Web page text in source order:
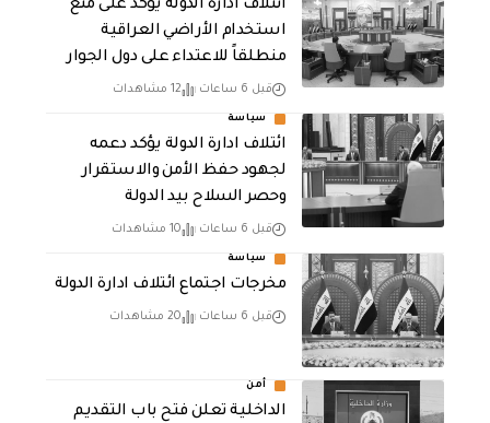
ائتلاف ادارة الدولة يؤكد على منع
استخدام الأراضي العراقية
منطلقاً للاعتداء على دول الجوار
قبل 6 ساعات 12 مشاهدات
سياسة
ائتلاف ادارة الدولة يؤكد دعمه
لجهود حفظ الأمن والاستقرار
وحصر السلاح بيد الدولة
قبل 6 ساعات 10 مشاهدات
سياسة
مخرجات اجتماع ائتلاف ادارة الدولة
قبل 6 ساعات 20 مشاهدات
أمن
الداخلية تعلن فتح باب التقديم